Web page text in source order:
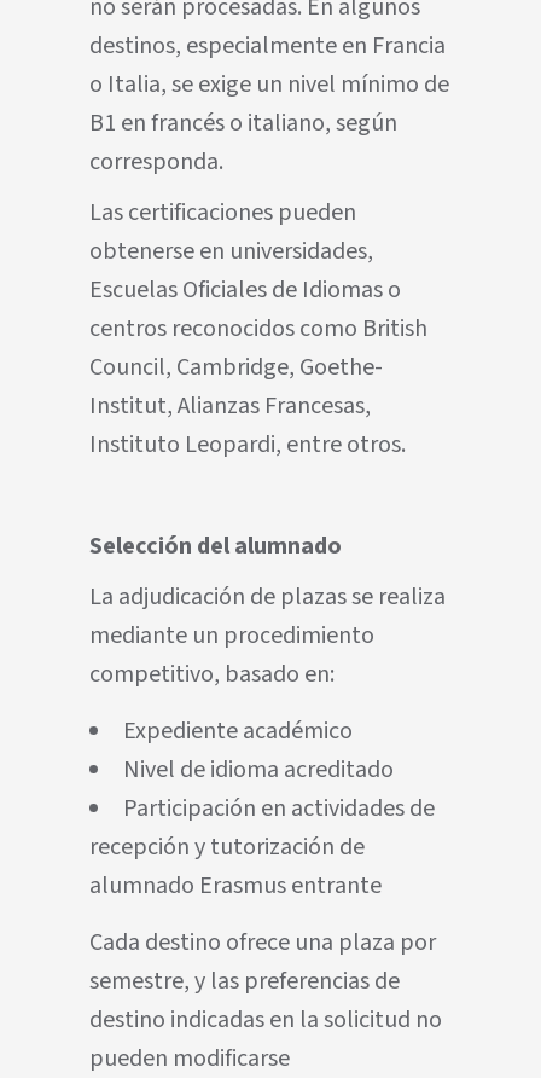
no serán procesadas. En algunos
destinos, especialmente en Francia
o Italia, se exige un nivel mínimo de
B1 en francés o italiano, según
corresponda.
Las certificaciones pueden
obtenerse en universidades,
Escuelas Oficiales de Idiomas o
centros reconocidos como British
Council, Cambridge, Goethe-
Institut, Alianzas Francesas,
Instituto Leopardi, entre otros.
Selección del alumnado
La adjudicación de plazas se realiza
mediante un procedimiento
competitivo, basado en:
Expediente académico
Nivel de idioma acreditado
Participación en actividades de
recepción y tutorización de
alumnado Erasmus entrante
Cada destino ofrece una plaza por
semestre, y las preferencias de
destino indicadas en la solicitud no
pueden modificarse